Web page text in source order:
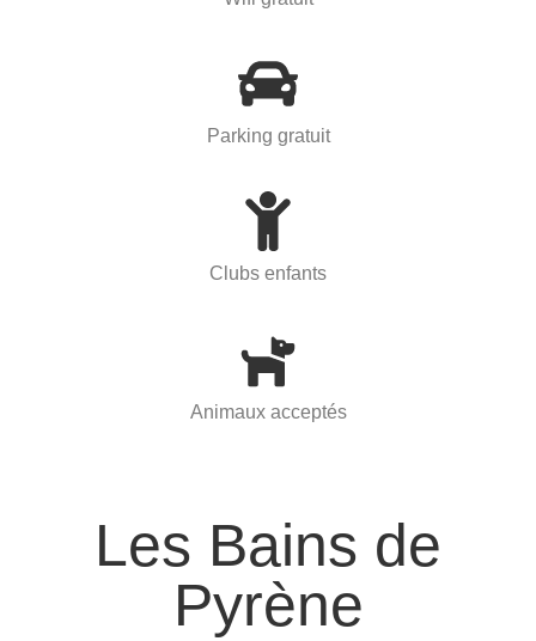
Parking gratuit
Clubs enfants
Animaux acceptés
Les Bains de
Pyrène